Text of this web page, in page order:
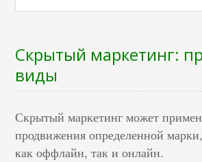
Скрытый маркетинг:
виды
Скрытый маркетинг может
продвижения определенной
как оффлайн, так и онлайн.